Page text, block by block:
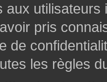
aux
pris
de
les règles